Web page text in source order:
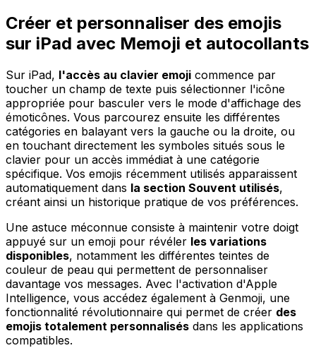
Créer et personnaliser des emojis
sur iPad avec Memoji et autocollants
Sur iPad, l'accès au clavier emoji commence par
toucher un champ de texte puis sélectionner l'icône
appropriée pour basculer vers le mode d'affichage des
émoticônes. Vous parcourez ensuite les différentes
catégories en balayant vers la gauche ou la droite, ou
en touchant directement les symboles situés sous le
clavier pour un accès immédiat à une catégorie
spécifique. Vos emojis récemment utilisés apparaissent
automatiquement dans la section Souvent utilisés,
créant ainsi un historique pratique de vos préférences.
Une astuce méconnue consiste à maintenir votre doigt
appuyé sur un emoji pour révéler les variations
disponibles, notamment les différentes teintes de
couleur de peau qui permettent de personnaliser
davantage vos messages. Avec l'activation d'Apple
Intelligence, vous accédez également à Genmoji, une
fonctionnalité révolutionnaire qui permet de créer des
emojis totalement personnalisés dans les applications
compatibles.